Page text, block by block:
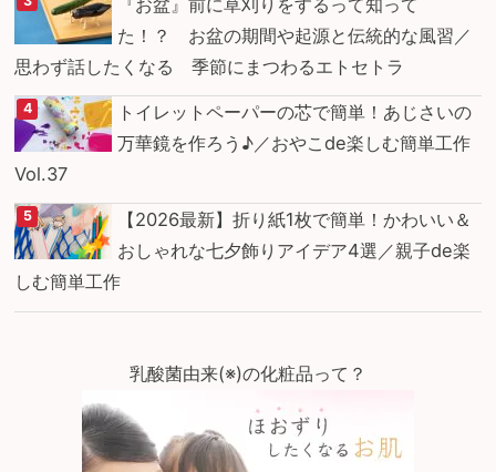
た！？ お盆の期間や起源と伝統的な風習／
思わず話したくなる 季節にまつわるエトセトラ
トイレットペーパーの芯で簡単！あじさいの
万華鏡を作ろう♪／おやこde楽しむ簡単工作
Vol.37
【2026最新】折り紙1枚で簡単！かわいい＆
おしゃれな七夕飾りアイデア4選／親子de楽
しむ簡単工作
乳酸菌由来(※)の化粧品って？